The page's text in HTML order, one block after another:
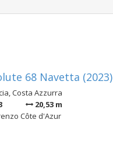
68 Navetta (2023)
Costa Azzurra
20,53 m
Côte d'Azur